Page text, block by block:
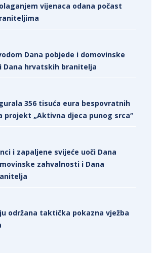
vijenaca odana počast
Dana pobjede i domovinske
Dana hrvatskih branitelja
356 tisuća eura bespovratnih
projekt „Aktivna djeca punog srca“
i zapaljene svijeće uoči Dana
zahvalnosti i Dana
održana taktička pokazna vježba